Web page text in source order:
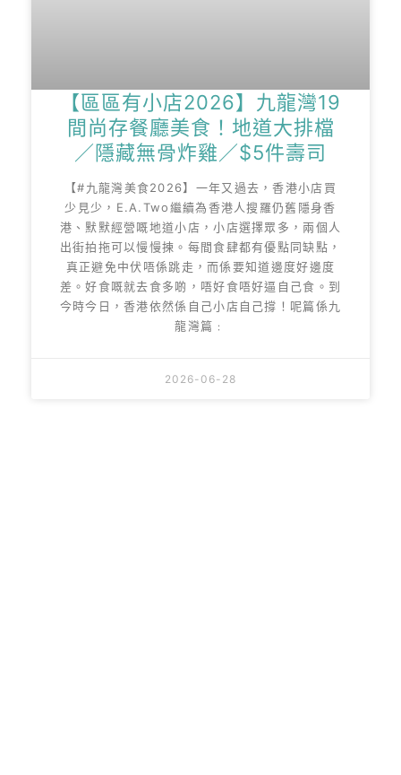
【區區有小店2026】九龍灣19
間尚存餐廳美食！地道大排檔
／隱藏無骨炸雞／$5件壽司
【#九龍灣美食2026】一年又過去，香港小店買
少見少，E.A.Two繼續為香港人搜羅仍舊隱身香
港、默默經營嘅地道小店，小店選擇眾多，兩個人
出街拍拖可以慢慢揀。每間食肆都有優點同缺點，
真正避免中伏唔係跳走，而係要知道邊度好邊度
差。好食嘅就去食多啲，唔好食唔好逼自己食。到
今時今日，香港依然係自己小店自己撐！呢篇係九
龍灣篇﹕
2026-06-28